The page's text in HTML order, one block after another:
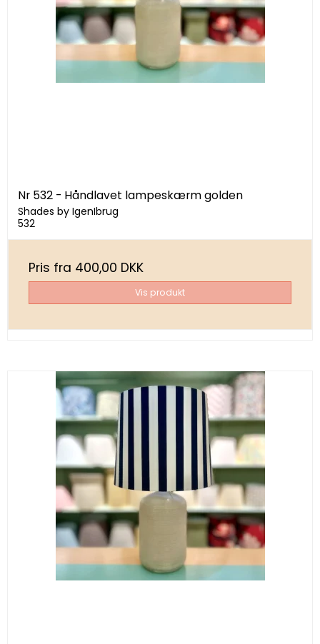
Nr 532 - Håndlavet lampeskærm golden
Shades by IgenIbrug
532
Pris fra 400,00 DKK
Vis produkt